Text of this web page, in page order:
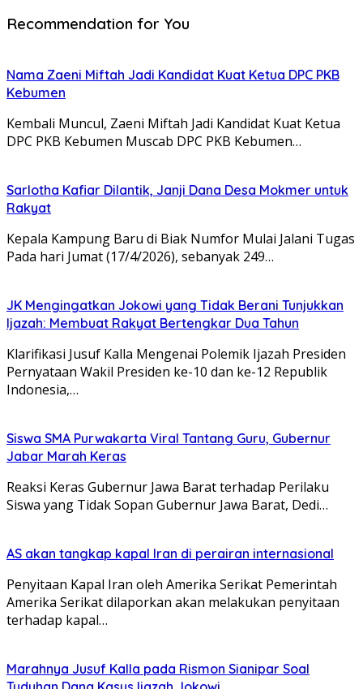
Recommendation for You
Nama Zaeni Miftah Jadi Kandidat Kuat Ketua DPC PKB
Kebumen
Kembali Muncul, Zaeni Miftah Jadi Kandidat Kuat Ketua
DPC PKB Kebumen Muscab DPC PKB Kebumen…
Sarlotha Kafiar Dilantik, Janji Dana Desa Mokmer untuk
Rakyat
Kepala Kampung Baru di Biak Numfor Mulai Jalani Tugas
Pada hari Jumat (17/4/2026), sebanyak 249…
JK Mengingatkan Jokowi yang Tidak Berani Tunjukkan
Ijazah: Membuat Rakyat Bertengkar Dua Tahun
Klarifikasi Jusuf Kalla Mengenai Polemik Ijazah Presiden
Pernyataan Wakil Presiden ke-10 dan ke-12 Republik
Indonesia,…
Siswa SMA Purwakarta Viral Tantang Guru, Gubernur
Jabar Marah Keras
Reaksi Keras Gubernur Jawa Barat terhadap Perilaku
Siswa yang Tidak Sopan Gubernur Jawa Barat, Dedi…
AS akan tangkap kapal Iran di perairan internasional
Penyitaan Kapal Iran oleh Amerika Serikat Pemerintah
Amerika Serikat dilaporkan akan melakukan penyitaan
terhadap kapal…
Marahnya Jusuf Kalla pada Rismon Sianipar Soal